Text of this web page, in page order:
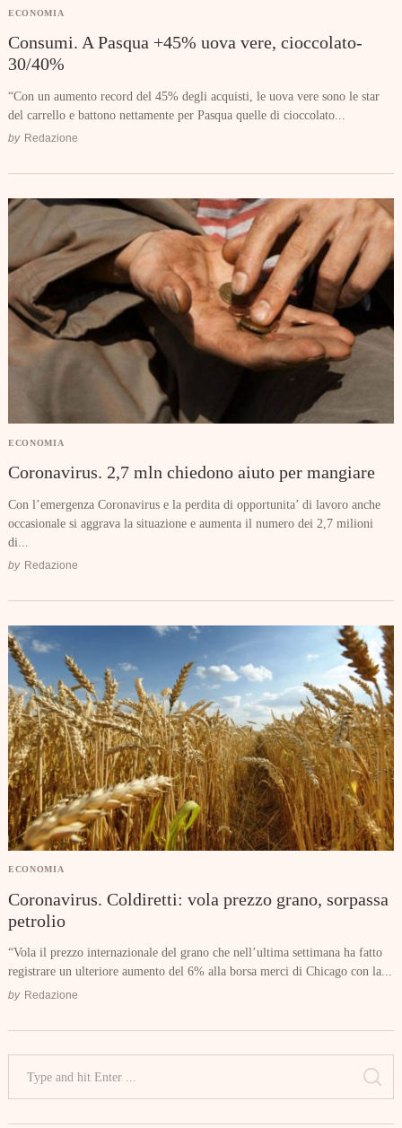
ECONOMIA
Consumi. A Pasqua +45% uova vere, cioccolato-
30/40%
“Con un aumento record del 45% degli acquisti, le uova vere sono le star
del carrello e battono nettamente per Pasqua quelle di cioccolato...
by Redazione
ECONOMIA
Coronavirus. 2,7 mln chiedono aiuto per mangiare
Con l’emergenza Coronavirus e la perdita di opportunita’ di lavoro anche
occasionale si aggrava la situazione e aumenta il numero dei 2,7 milioni
di...
by Redazione
ECONOMIA
Coronavirus. Coldiretti: vola prezzo grano, sorpassa
petrolio
“Vola il prezzo internazionale del grano che nell’ultima settimana ha fatto
registrare un ulteriore aumento del 6% alla borsa merci di Chicago con la...
by Redazione
Search